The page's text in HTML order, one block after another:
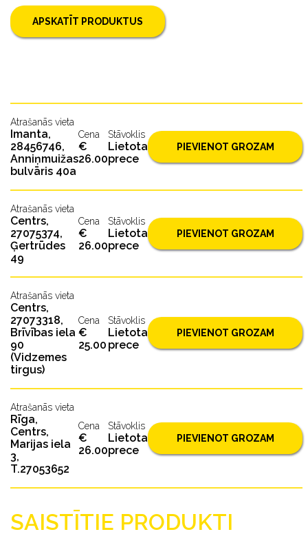
APSKATĪT PRODUKTUS
Atrašanās vieta
Imanta,
28456746,
Anniņmuižas
bulvāris 40a
Cena
€
26.00
Stāvoklis
Lietota
prece
PIEVIENOT GROZAM
Atrašanās vieta
Centrs,
27075374,
Ģertrūdes
49
Cena
€
26.00
Stāvoklis
Lietota
prece
PIEVIENOT GROZAM
Atrašanās vieta
Centrs,
27073318,
Brīvības iela
90
(Vidzemes
tirgus)
Cena
€
25.00
Stāvoklis
Lietota
prece
PIEVIENOT GROZAM
Atrašanās vieta
Rīga,
Centrs,
Marijas iela
3,
T.27053652
Cena
€
26.00
Stāvoklis
Lietota
prece
PIEVIENOT GROZAM
SAISTĪTIE PRODUKTI